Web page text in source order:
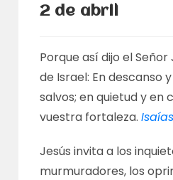
2 de abril
Porque así dijo el
de Israel: En descanso
salvos; en quietud y en
vuestra fortaleza.
Jesús invita a los
murmuradores, los